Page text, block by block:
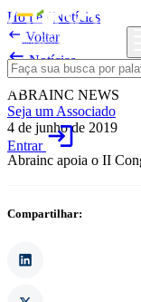
Seja um Associado
Entrarlogin
Home/Notícias
 Voltar
Notícias
ABRAINC NEWS
4 de junho de 2019
Abrainc apoia o II
Compartilhar: